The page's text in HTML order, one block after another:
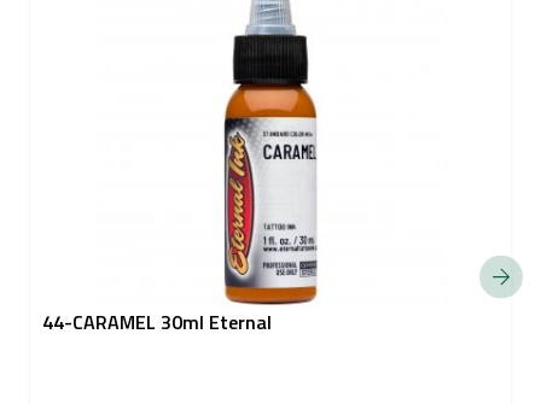
44-CARAMEL 30ml Eternal